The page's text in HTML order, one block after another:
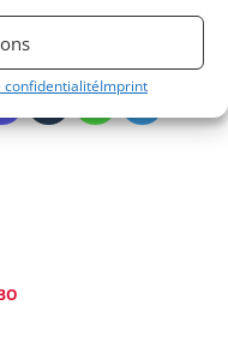
confidentialitéImprint